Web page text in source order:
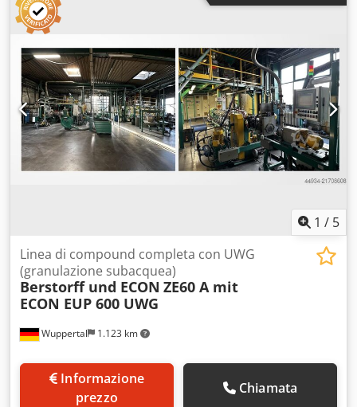
1 / 5
Wuppertal 1.123 km
Linea di compound completa con UWG
(granulazione subacquea)
Berstorff und ECON ZE60 A mit
ECON EUP 600 UWG
prezzo
Chiamata